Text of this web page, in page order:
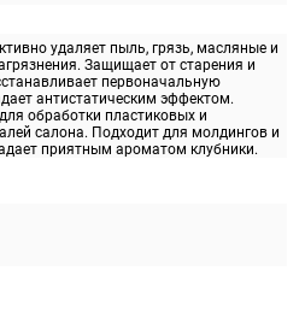
удаляет пыль, грязь, масляные и
Защищает от старения и
первоначальную
антистатическим эффектом.
обработки пластиковых и
салона. Подходит для молдингов и
приятным ароматом клубники.